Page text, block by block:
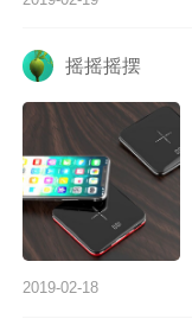
摇摇摇摆
2019-02-18